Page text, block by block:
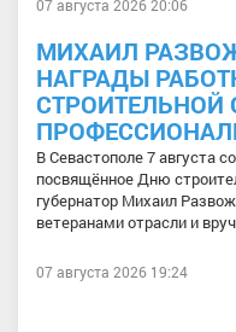
07 августа 2026 20:06
МИХАИЛ
НАГРАДЫ
СТРОИТЕЛЬНОЙ
В Севастополе 7 августа
посвящённое Дню
губернатор Михаил
ветеранами отрасли и
07 августа 2026 19:24